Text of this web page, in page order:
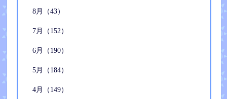
8月（43）
7月（152）
6月（190）
5月（184）
4月（149）